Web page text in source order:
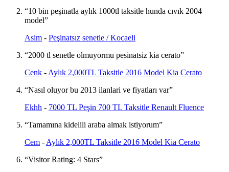
“10 bin peşinatla aylık 1000tl taksitle hunda cıvık 2004
model”
Asim - Peşinatsız senetle / Kocaeli
“2000 tl senetle olmuyormu pesinatsiz kia cerato”
Cenk - Aylık 2,000TL Taksitle 2016 Model Kia Cerato
“Nasıl oluyor bu 2013 ilanlari ve fiyatları var”
Ekhh - 7000 TL Peşin 700 TL Taksitle Renault Fluence
“Tamamına kidelili araba almak istiyorum”
Cem - Aylık 2,000TL Taksitle 2016 Model Kia Cerato
“Visitor Rating: 4 Stars”